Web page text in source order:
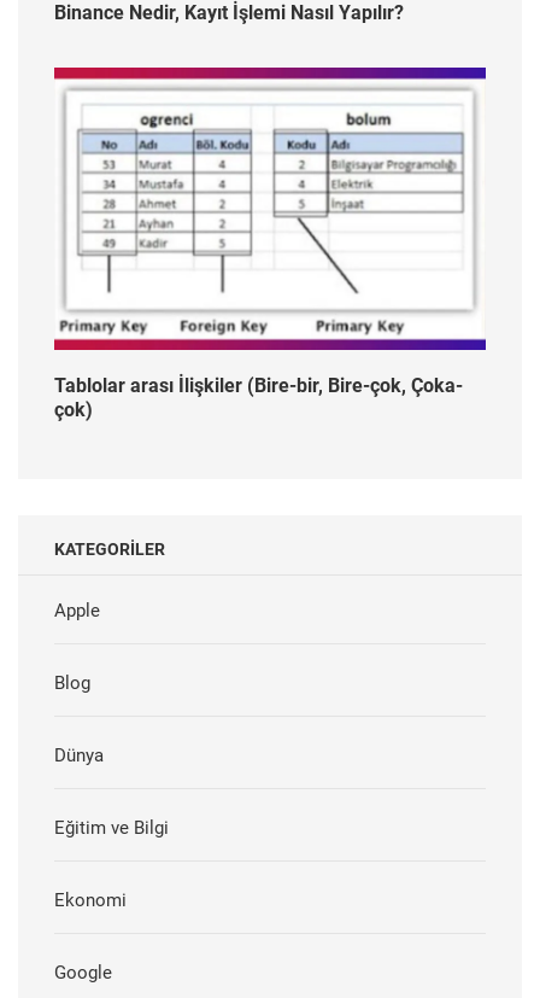
Binance Nedir, Kayıt İşlemi Nasıl Yapılır?
Tablolar arası İlişkiler (Bire-bir, Bire-çok, Çoka-
çok)
KATEGORILER
Apple
Blog
Dünya
Eğitim ve Bilgi
Ekonomi
Google